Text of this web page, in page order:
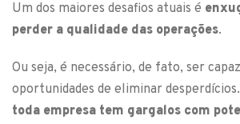
Um dos maiores desafios atuais é
perder a qualidade das operações.
Ou seja, é necessário, de fato, ser
oportunidades de eliminar
toda empresa tem gargalos com